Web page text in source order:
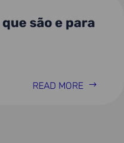
são e para
READ MORE